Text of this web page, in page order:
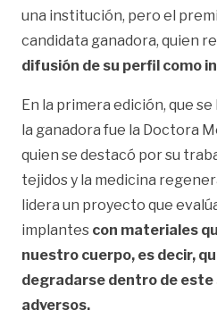
una institución, pero el
candidata ganadora, quien
difusión de su perfil como
En la primera edición, que
la ganadora fue la Doctora
quien se destacó por su
tejidos y la medicina
lidera un proyecto que
implantes con materiales
nuestro cuerpo, es decir,
degradarse dentro de
adversos.